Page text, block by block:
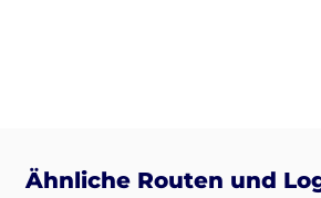
Ähnliche Routen und